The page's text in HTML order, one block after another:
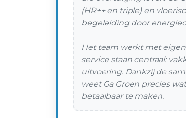
(HR++ en triple) en
begeleiding door
Het team werkt met
service staan centraal:
uitvoering. Dankzij de
weet Ga Groen precies
betaalbaar te maken.